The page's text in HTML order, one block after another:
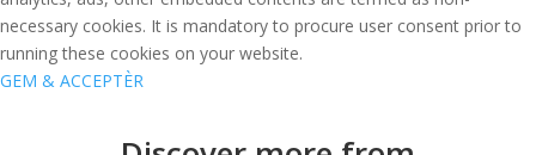
necessary cookies. It is mandatory to procure user consent prior to
running these cookies on your website.
GEM & ACCEPTÈR